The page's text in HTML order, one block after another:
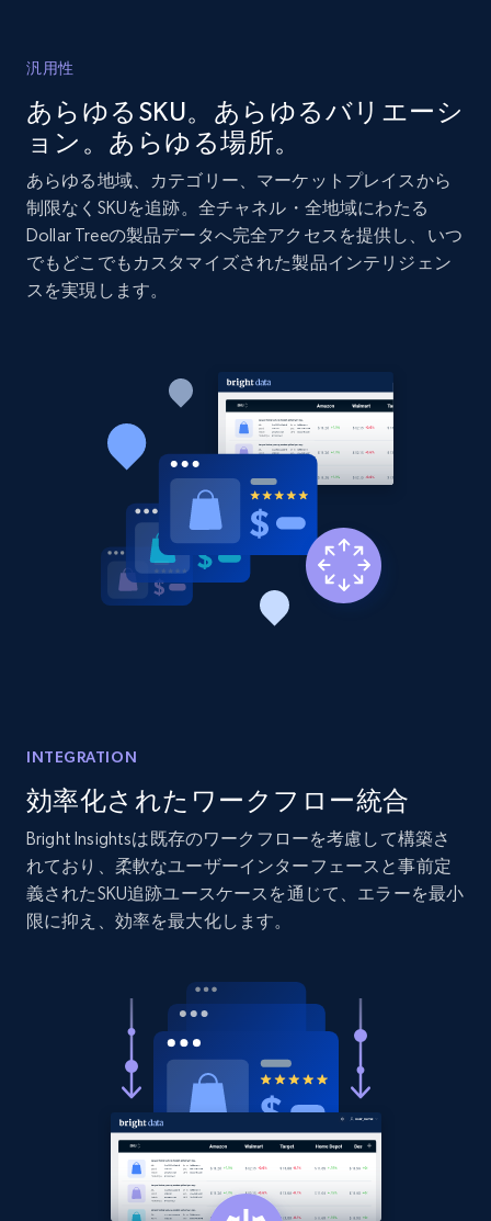
Home Depot US - Discover products by
specified UPC
URL, Domain, Country code, Model number,
Sku, Product id, Product name, Manufacturer,
Home Depot US - Discovery products by
specific category URL
URL, Domain, Country code, Model number,
Sku, Product id, Product name, Manufacturer,
and more.
Etsy
URL, Product id, Listing inventory id, Title, Rating,
Reviews count shop, Reviews count item, Initial
price, and more.
1.9K+ 322+ 今すぐ始める
Etsy - Collect data on products using
specified keywords
URL, Product id, Listing inventory id, Title, Rating,
Reviews count shop, Reviews count item, Initial
price, and more.
322+ 今すぐ始める
汎用性
あらゆるSKU。あらゆるバリエーシ
ョン。あらゆる場所。
あらゆる地域、カテゴリー、マーケットプレイスから
制限なくSKUを追跡。全チャネル・全地域にわたる
Dollar Treeの製品データへ完全アクセスを提供し、いつ
でもどこでもカスタマイズされた製品インテリジェン
スを実現します。
INTEGRATION
効率化されたワークフロー統合
Bright Insightsは既存のワークフローを考慮して構築さ
れており、柔軟なユーザーインターフェースと事前定
義されたSKU追跡ユースケースを通じて、エラーを最小
限に抑え、効率を最大化します。